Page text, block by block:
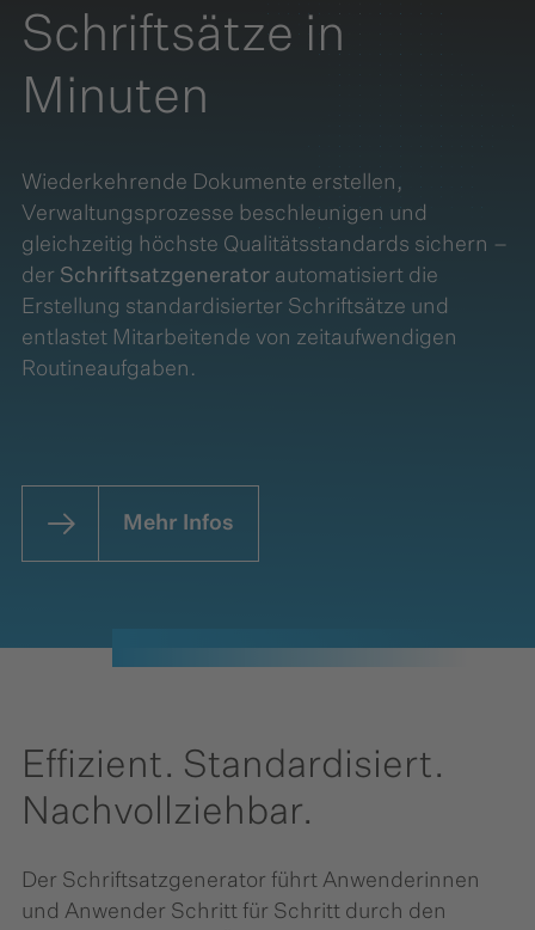
Schriftsätze in
Minuten
Wiederkehrende Dokumente erstellen,
Verwaltungsprozesse beschleunigen und
gleichzeitig höchste Qualitätsstandards sichern –
der Schriftsatzgenerator automatisiert die
Erstellung standardisierter Schriftsätze und
entlastet Mitarbeitende von zeitaufwendigen
Routineaufgaben.
Mehr Infos
Effizient. Standardisiert.
Nachvollziehbar.
Der Schriftsatzgenerator führt Anwenderinnen
und Anwender Schritt für Schritt durch den